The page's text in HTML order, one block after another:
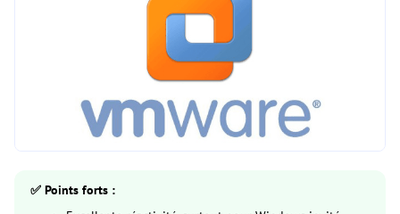
✅ Points forts :